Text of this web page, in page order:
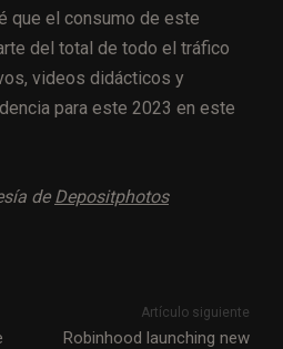
que el consumo de este
del total de todo el tráfico
videos didácticos y
para este 2023 en este
de Depositphotos
Artículo siguiente
Robinhood launching new